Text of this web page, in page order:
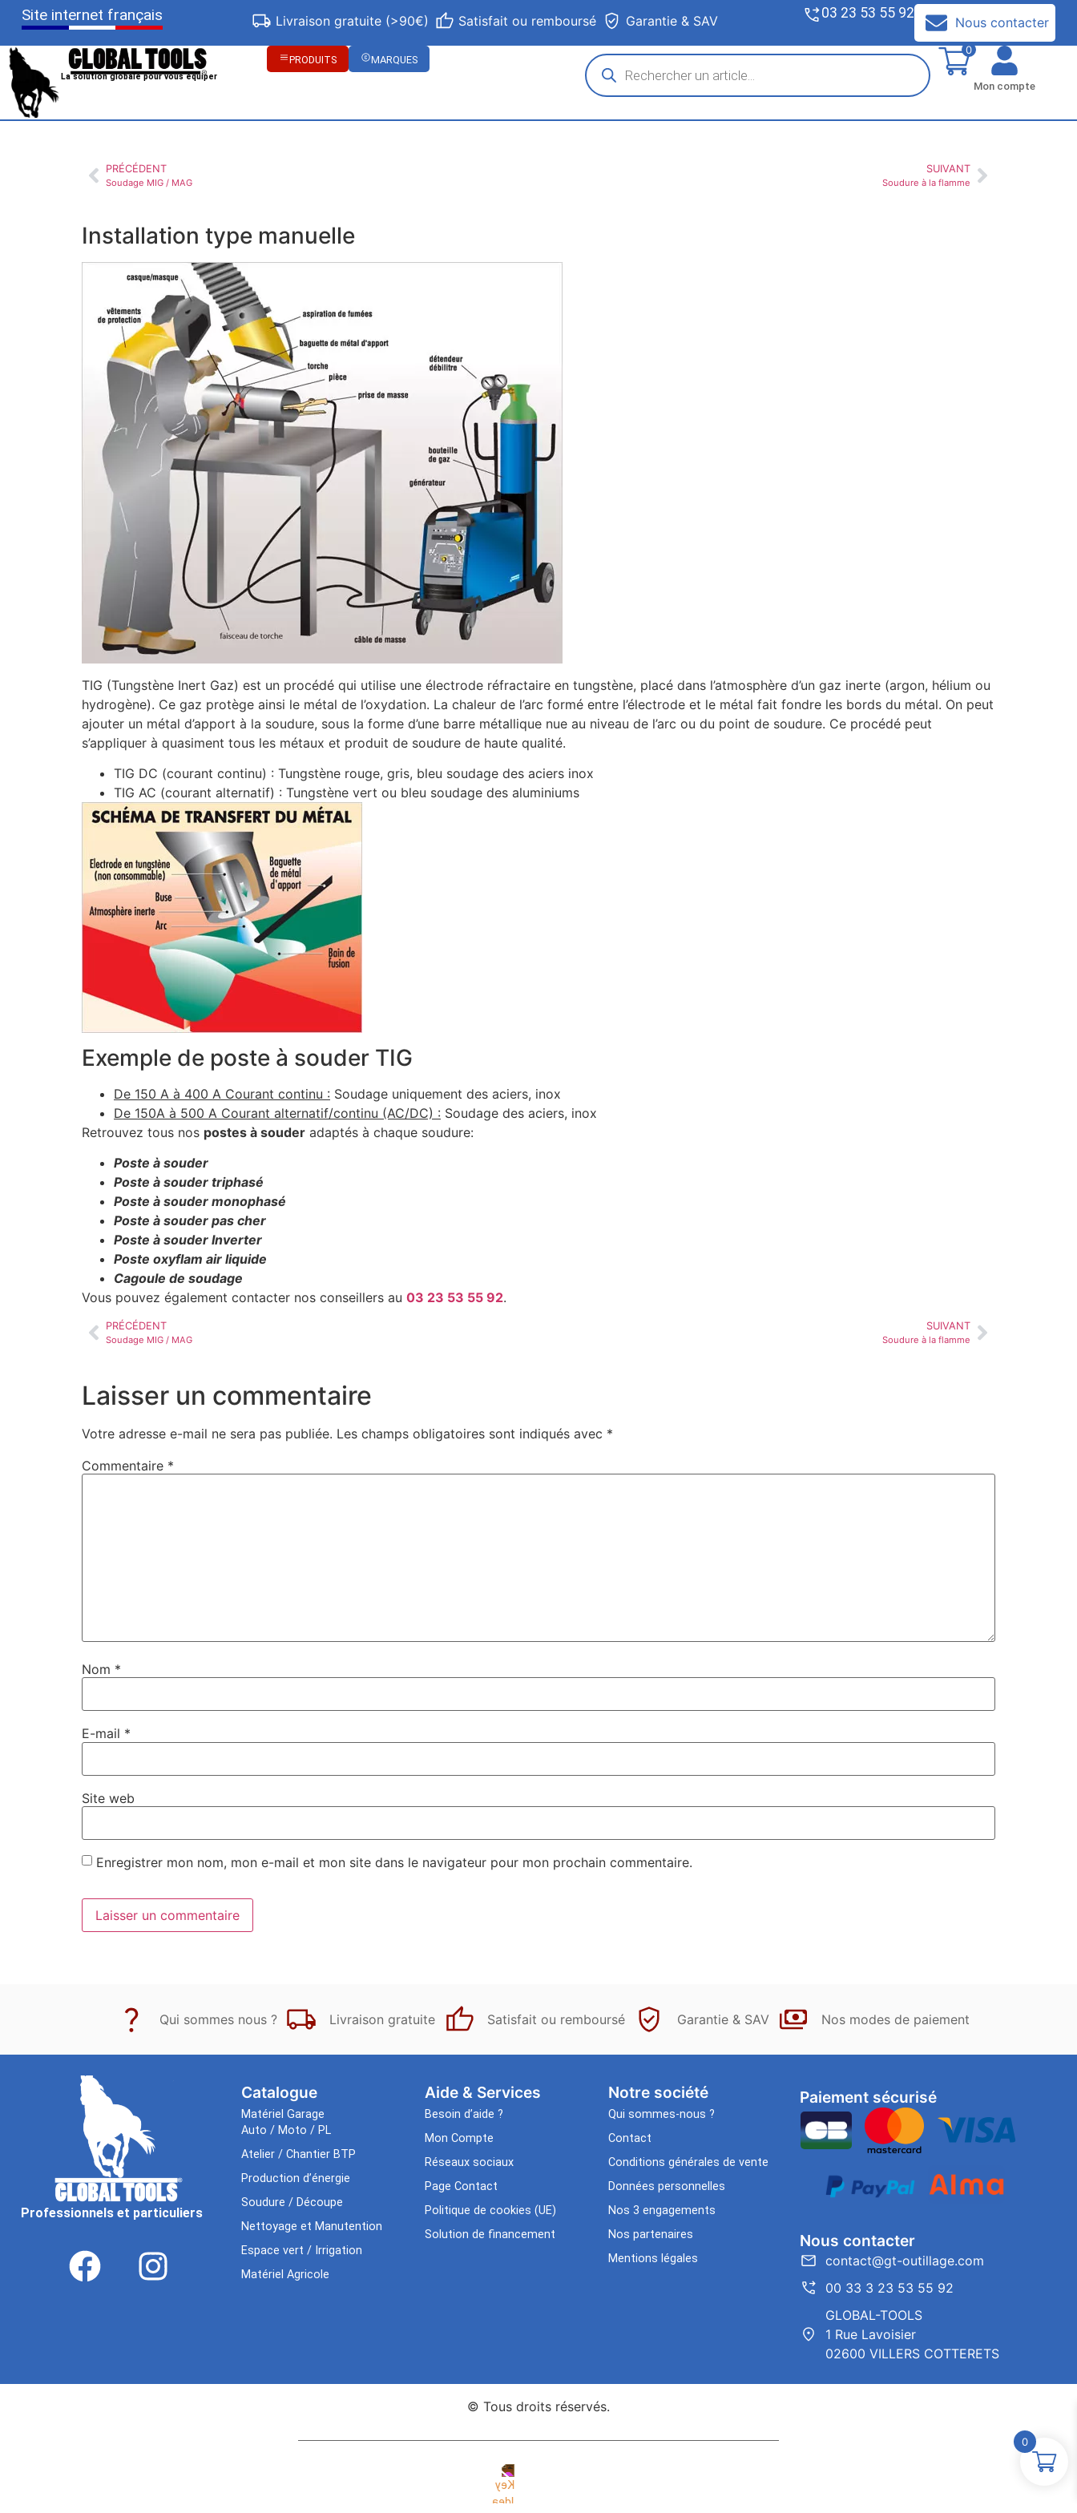
Site internet français Livraison gratuite (>90€) Satisfait ou remboursé Garantie & SAV 03 23 53 55 92
Nous contacter
La solution globale pour vous équiper
PRODUITS MARQUES
0
Mon compte
PRÉCÉDENT
Soudage MIG / MAG
SUIVANT
Soudure à la flamme
Installation type manuelle
TIG (Tungstène Inert Gaz) est un procédé qui utilise une électrode réfractaire en tungstène, placé dans l’atmosphère d’un gaz inerte (argon, hélium ou
hydrogène). Ce gaz protège ainsi le métal de l’oxydation. La chaleur de l’arc formé entre l’électrode et le métal fait fondre les bords du métal. On peut
ajouter un métal d’apport à la soudure, sous la forme d’une barre métallique nue au niveau de l’arc ou du point de soudure. Ce procédé peut
s’appliquer à quasiment tous les métaux et produit de soudure de haute qualité.
TIG DC (courant continu) : Tungstène rouge, gris, bleu soudage des aciers inox
TIG AC (courant alternatif) : Tungstène vert ou bleu soudage des aluminiums
Exemple de poste à souder TIG
De 150 A à 400 A Courant continu : Soudage uniquement des aciers, inox
De 150A à 500 A Courant alternatif/continu (AC/DC) : Soudage des aciers, inox
Retrouvez tous nos postes à souder adaptés à chaque soudure:
Poste à souder
Poste à souder triphasé
Poste à souder monophasé
Poste à souder pas cher
Poste à souder Inverter
Poste oxyflam air liquide
Cagoule de soudage
Vous pouvez également contacter nos conseillers au 03 23 53 55 92.
PRÉCÉDENT
Soudage MIG / MAG
SUIVANT
Soudure à la flamme
Laisser un commentaire
Votre adresse e-mail ne sera pas publiée. Les champs obligatoires sont indiqués avec *
Commentaire *
Nom *
E-mail *
Site web
Enregistrer mon nom, mon e-mail et mon site dans le navigateur pour mon prochain commentaire.
Qui sommes nous ? Livraison gratuite Satisfait ou remboursé Garantie & SAV Nos modes de paiement
Professionnels et particuliers
Catalogue
Matériel Garage
Auto / Moto / PL
Atelier / Chantier BTP
Production d’énergie
Soudure / Découpe
Nettoyage et Manutention
Espace vert / Irrigation
Matériel Agricole
Aide & Services​
Besoin d’aide ?
Mon Compte
Réseaux sociaux
Page Contact
Politique de cookies (UE)
Solution de financement
Notre société
Qui sommes-nous ?
Contact
Conditions générales de vente
Données personnelles
Nos 3 engagements
Nos partenaires
Mentions légales
Paiement sécurisé
Nous contacter
contact@gt-outillage.com
00 33 3 23 53 55 92
GLOBAL-TOOLS
1 Rue Lavoisier
02600 VILLERS COTTERETS
© Tous droits réservés.
0